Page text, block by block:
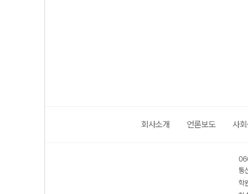
학탐구영역
(2027 수능
회사소개 언론보도 사
통
학